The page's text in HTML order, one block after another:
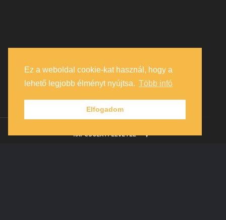
KAPCSOLATFELVÉTEL
Ez a weboldal cookie-kat használ, hogy a
lehető legjobb élményt nyújtsa. Több infó
Elfogadom